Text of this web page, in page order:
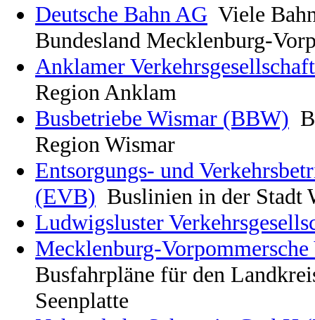
Deutsche Bahn AG Viele
Bundesland Mecklenburg-
Anklamer
Region Anklam
Busbetriebe Wismar (BBW)
Region Wismar
Entsorgungs- und
(EVB) Buslinien in der Stadt
Ludwigsluster
Mecklenburg-Vorpommersche
Busfahrpläne für den
Seenplatte